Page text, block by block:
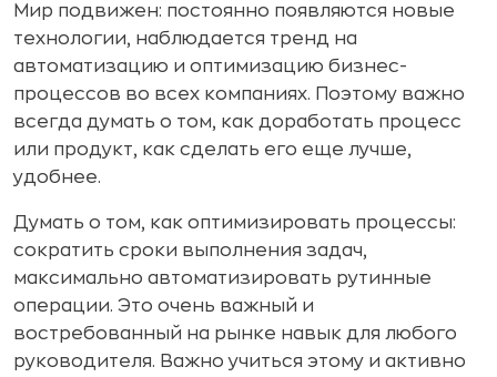
Мир подвижен: постоянно появляются новые
технологии, наблюдается тренд на
автоматизацию и оптимизацию бизнес-
процессов во всех компаниях. Поэтому важно
всегда думать о том, как доработать процесс
или продукт, как сделать его еще лучше,
удобнее.
Думать о том, как оптимизировать процессы:
сократить сроки выполнения задач,
максимально автоматизировать рутинные
операции. Это очень важный и
востребованный на рынке навык для любого
руководителя. Важно учиться этому и активно